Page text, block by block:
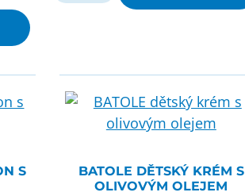
S
BATOLE DĚTSKÝ KRÉM S
OLIVOVÝM OLEJEM